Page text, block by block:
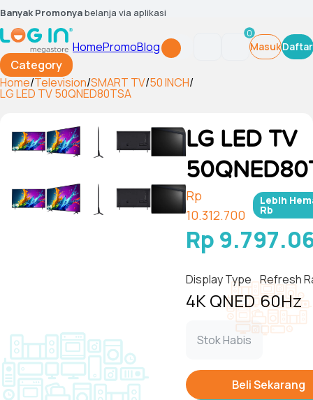
Banyak Promonyabelanja via aplikasi
Category
HomePromoBlog
0
MasukDaftar
Home/Television/SMART TV/50 INCH/
LG LED TV 50QNED80TSA
LG LED TV
Rp
10.312.700
Lebih
Rb
Rp
Tampilkan
Display Type
4K QNED
Refresh
60Hz
Native
Wide Color
Gamut
Picture
Stok Habis
Beli Sekarang